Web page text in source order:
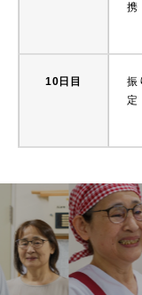
携
10日目
振
定